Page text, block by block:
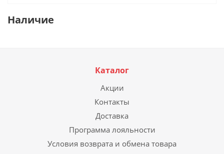
Наличие
Каталог
Акции
Контакты
Доставка
Программа лояльности
Условия возврата и обмена товара